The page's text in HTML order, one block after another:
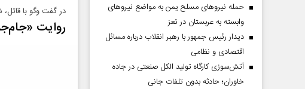
در گفت و‌گو با
روایت
حمله نیروهای مسلح یمن به مواضع نیروهای
وابسته به عربستان در تعز
دیدار رئیس‌ جمهور با رهبر انقلاب درباره مسائل
اقتصادی و نظامی
آتش‌سوزی کارگاه تولید الکل صنعتی در جاده
خاوران؛ حادثه بدون تلفات جانی